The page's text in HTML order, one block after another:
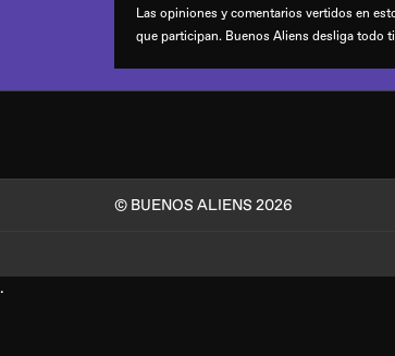
Las opiniones y comentarios vertidos en
que participan. Buenos Aliens desliga todo
© BUENOS ALIENS 2026
.